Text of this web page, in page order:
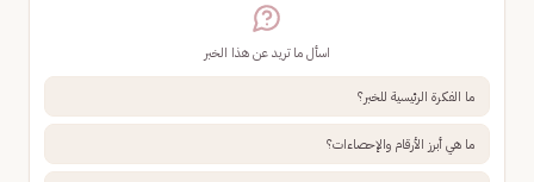
اسأل ما تريد عن هذا الخبر
ما الفكرة الرئيسية للخبر؟
ما هي أبرز الأرقام والإحصاءات؟